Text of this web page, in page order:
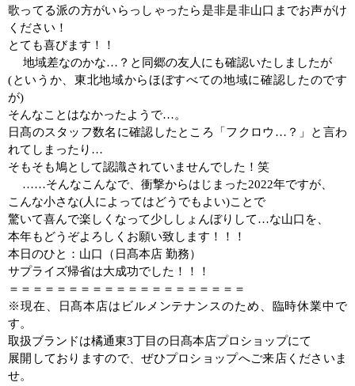
歌ってる派の方がいらっしゃったら是非是非山口までお声がけ
ください！
とても喜びます！！
地域差なのかな… ？と同郷の友人にも確認いたしましたが
(というか、東北地域からほぼすべての地域に確認したのです
が)
そんなことはなかったようで…。
日髙のスタッフ数名に確認したところ「フクロウ … ？」と言わ
れてしまったり…
そもそも鳩として認識されていませんでした！笑
……そんなこんなで、衝撃からはじまった2022年ですが、
こんな小さな(人によってはどうでもよい)ことで
驚いて喜んで楽しくなって少ししょんぼりして…な山口を、
本年もどうぞよろしくお願い致します！！！
本日のひと：山口（日髙本店 勤務）
サプライズ帰省は大成功でした！！！
＝＝＝＝＝＝＝＝＝＝＝＝＝＝＝＝＝＝＝＝
※現在、日髙本店はビルメンテナンスのため、臨時休業中で
す。
取扱ブランドは橘通東3丁目の日髙本店プロショップにて
展開しておりますので、ぜひプロショップへご来店くださいま
せ。